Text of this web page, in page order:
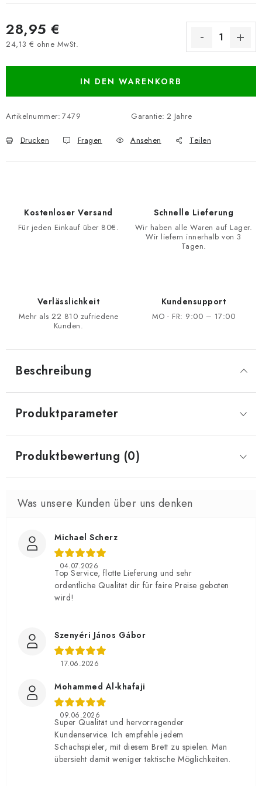
28,95 €
24,13 € ohne MwSt.
IN DEN WARENKORB
Artikelnummer: 7479 Garantie: 2 Jahre
Drucken Fragen Ansehen Teilen
Kostenloser Versand
Für jeden Einkauf über 80€.
Schnelle Lieferung
Wir haben alle Waren auf Lager.
Wir liefern innerhalb von 3
Tagen.
Verlässlichkeit
Mehr als 22 810 zufriedene
Kunden.
Kundensupport
MO - FR: 9:00 – 17:00
Beschreibung
Produktparameter
Produktbewertung (0)
Michael Scherz
04.07.2026
Top Service, flotte Lieferung und sehr
ordentliche Qualität dir für faire Preise geboten
wird!
Szenyéri János Gábor
17.06.2026
Mohammed Al-khafaji
09.06.2026
Super Qualität und hervorragender
Kundenservice. Ich empfehle jedem
Schachspieler, mit diesem Brett zu spielen. Man
übersieht damit weniger taktische Möglichkeiten.